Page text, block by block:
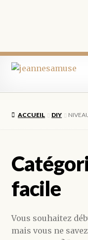
Aller
la
Aller
contenu
ACCUEIL DIY
facile
Vous souhaitez
mais vous ne